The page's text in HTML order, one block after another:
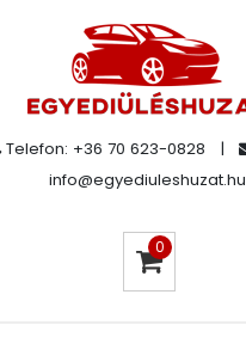
Telefon: +36 70 623-0828 |
info@egyediuleshuzat.hu
0